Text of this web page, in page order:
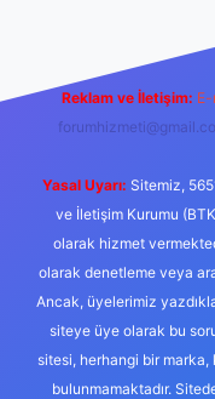
Reklam ve İletişim:
Yasal Uyarı: Sitemiz,
ve İletişim Kurumu
olarak hizmet
olarak denetleme veya
Ancak, üyelerimiz
siteye üye olarak bu
sitesi, herhangi bir marka,
bulunmamaktadır.